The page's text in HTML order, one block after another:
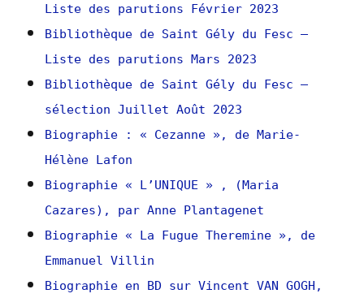
Liste des parutions Février 2023
Bibliothèque de Saint Gély du Fesc –
Liste des parutions Mars 2023
Bibliothèque de Saint Gély du Fesc –
sélection Juillet Août 2023
Biographie : « Cezanne », de Marie-
Hélène Lafon
Biographie « L’UNIQUE » , (Maria
Cazares), par Anne Plantagenet
Biographie « La Fugue Theremine », de
Emmanuel Villin
Biographie en BD sur Vincent VAN GOGH,